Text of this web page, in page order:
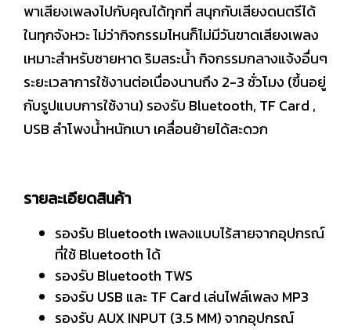
พาเสียงเพลงไปกับคุณได้ทุกที่ สนุกกับเสียงดนตรีได้
ในทุกจังหวะ ไม่ว่ากิจกรรมไหนก็ไม่มีวันขาดเสียงเพลง
เหมาะสำหรับชายหาด ริมสระน้ำ กิจกรรมกลางแจ้งอื่นๆ
ระยะเวลาการใช้งานต่อเนื่องนานถึง 2-3 ชั่วโมง (ขึ้นอยู่
กับรูปแบบการใช้งาน) รองรับ Bluetooth, TF Card ,
USB ลำโพงน้ำหนักเบา เคลื่อนย้ายได้สะดวก
รายละเอียดสินค้า
รองรับ Bluetooth เพลงแบบไร้สายจากอุปกรณ์
ที่ใช้ Bluetooth ได้
รองรับ Bluetooth TWS
รองรับ USB และ TF Card เล่นไฟล์เพลง MP3
รองรับ AUX INPUT (3.5 MM) จากอุปกรณ์